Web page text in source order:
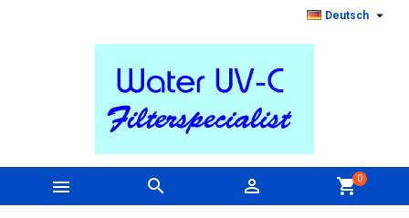
Deutsch 
   shopping_cart0